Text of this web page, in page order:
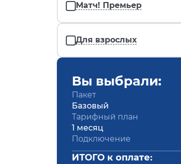
Матч! Премьер
Для взрослых
Вы выбрали:
Пакет
Базовый
Тарифный план
1 месяц
Подключение
ИТОГО к оплате: